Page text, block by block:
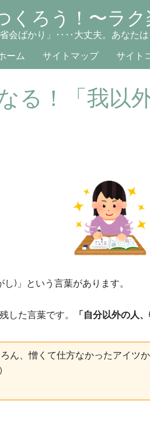
くろう！〜ラ
会ばかり」‥‥大丈夫。あなた
ーム
サイトマップ サイト
る！「我以
)」という言葉があります。
した言葉です。 「自分以外の人
ん、憎くて仕方なかったアイ